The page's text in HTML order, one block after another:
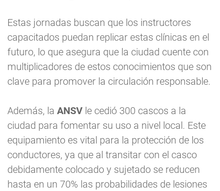
Estas jornadas buscan que los instructores
capacitados puedan replicar estas clínicas en el
futuro, lo que asegura que la ciudad cuente con
multiplicadores de estos conocimientos que son
clave para promover la circulación responsable.
Además, la ANSV le cedió 300 cascos a la
ciudad para fomentar su uso a nivel local. Este
equipamiento es vital para la protección de los
conductores, ya que al transitar con el casco
debidamente colocado y sujetado se reducen
hasta en un 70% las probabilidades de lesiones